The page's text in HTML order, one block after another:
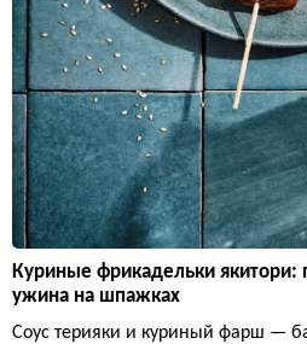
Куриные фрикадельки якитори:
ужина на шпажках
Соус терияки и куриный фарш —